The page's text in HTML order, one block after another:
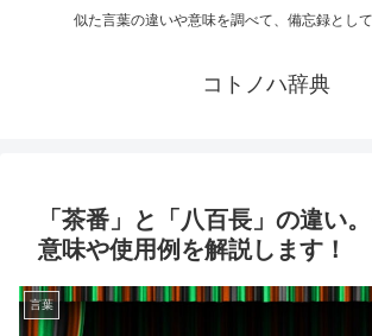
似た言葉の違いや意味を調べて、備忘録として
コトノハ辞典
「茶番」と「八百長」の違い
意味や使用例を解説します！
言葉